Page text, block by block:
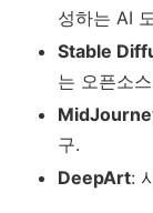
성하는 AI
Stable
는 오픈소
구.
DeepArt: